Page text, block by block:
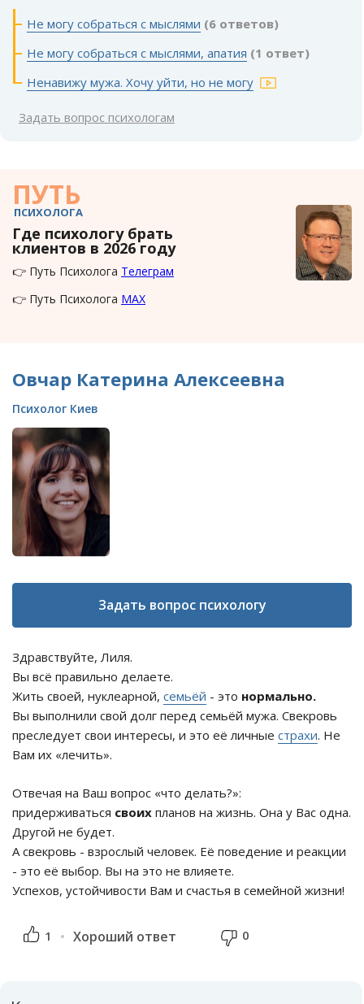
Не могу собраться с мыслями (6 ответов)
Не могу собраться с мыслями, апатия (1 ответ)
Ненавижу мужа. Хочу уйти, но не могу
Задать вопрос психологам
ПУТЬ
ПСИХОЛОГА
Где психологу брать
клиентов в 2026 году
👉 Путь Психолога Телеграм
👉 Путь Психолога MAX
Овчар Катерина Алексеевна
Психолог Киев
Задать вопрос психологу
Здравствуйте, Лиля.
Вы всё правильно делаете.
Жить своей, нуклеарной, семьёй - это нормально.
Вы выполнили свой долг перед семьёй мужа. Свекровь
преследует свои интересы, и это её личные страхи. Не
Вам их «лечить».
Отвечая на Ваш вопрос «что делать?»:
придерживаться своих планов на жизнь. Она у Вас одна.
Другой не будет.
А свекровь - взрослый человек. Её поведение и реакции
- это её выбор. Вы на это не влияете.
Успехов, устойчивости Вам и счастья в семейной жизни!
1 Хороший ответ 0